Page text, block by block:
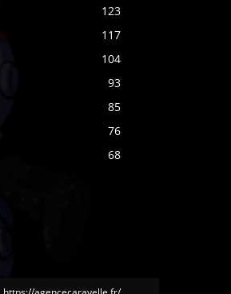
123
117
104
93
85
76
68